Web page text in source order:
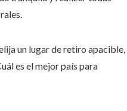
un lugar de retiro apacible,
es el mejor país para